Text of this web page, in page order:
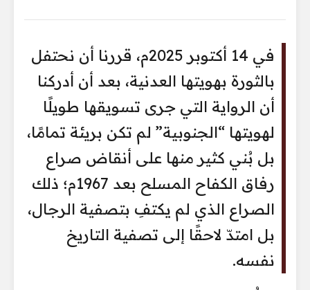
في 14 أكتوبر 2025م، قررنا أن نحتفل
بالثورة بهويتها العدنية، بعد أن أدركنا
أن الرواية التي جرى تسويقها طويلًا
لهويتها “الجنوبية” لم تكن بريئة تمامًا،
بل بُني كثير منها على أنقاض صراع
رفاق الكفاح المسلح بعد 1967م؛ ذلك
الصراع الذي لم يكتفِ بتصفية الرجال،
بل امتدّ لاحقًا إلى تصفية التاريخ
نفسه.